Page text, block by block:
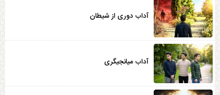
آداب دوری از شیطان
آداب میانجیگری